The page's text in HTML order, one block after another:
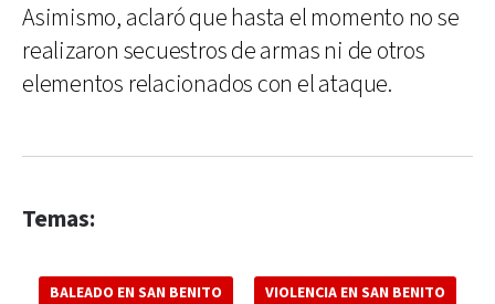
Asimismo, aclaró que hasta el momento no se
realizaron secuestros de armas ni de otros
elementos relacionados con el ataque.
Temas:
BALEADO EN SAN BENITO VIOLENCIA EN SAN BENITO